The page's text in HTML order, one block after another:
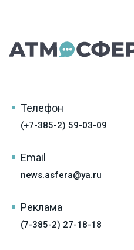
Телефон
(+7-385-2) 59-03-09
Email
news.asfera@ya.ru
Реклама
(7-385-2) 27-18-18